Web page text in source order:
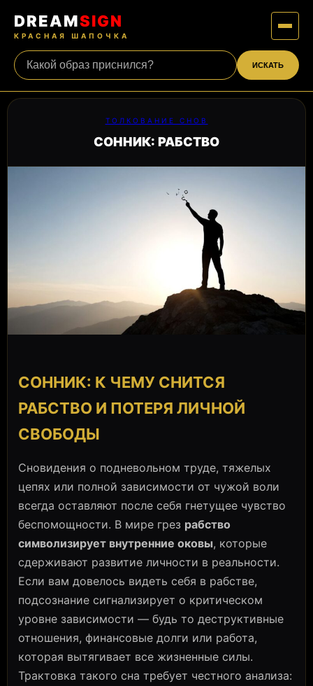
DREAMSIGN
КРАСНАЯ ШАПОЧКА
ИСКАТЬ
ТОЛКОВАНИЕ СНОВ
СОННИК: РАБСТВО
СОННИК: К ЧЕМУ СНИТСЯ
РАБСТВО И ПОТЕРЯ ЛИЧНОЙ
СВОБОДЫ
Сновидения о подневольном труде, тяжелых
цепях или полной зависимости от чужой воли
всегда оставляют после себя гнетущее чувство
беспомощности. В мире грез рабство
символизирует внутренние оковы, которые
сдерживают развитие личности в реальности.
Если вам довелось видеть себя в рабстве,
подсознание сигнализирует о критическом
уровне зависимости — будь то деструктивные
отношения, финансовые долги или работа,
которая вытягивает все жизненные силы.
Трактовка такого сна требует честного анализа: